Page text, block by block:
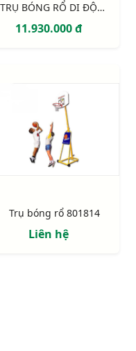
TRỤ BÓNG RỔ DI ĐỘNG S14625
11.930.000 đ
Trụ bóng rổ 801814
Liên hệ